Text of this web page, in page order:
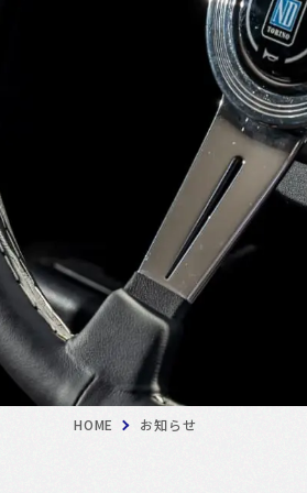
HOME お知らせ